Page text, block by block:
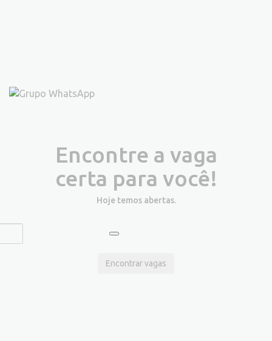
Encontre a vaga
certa para você!
Hoje temos abertas.
Encontrar vagas